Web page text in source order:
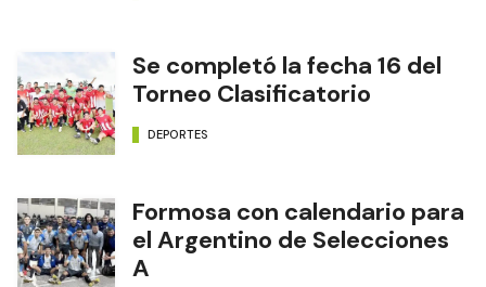
Se completó la fecha 16 del
Torneo Clasificatorio
DEPORTES
Formosa con calendario para
el Argentino de Selecciones
A